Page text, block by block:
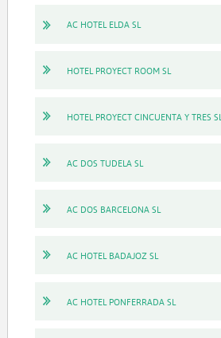
AC HOTEL ELDA SL
HOTEL PROYECT ROOM SL
HOTEL PROYECT CINCUENTA Y TRES SL
AC DOS TUDELA SL
AC DOS BARCELONA SL
AC HOTEL BADAJOZ SL
AC HOTEL PONFERRADA SL